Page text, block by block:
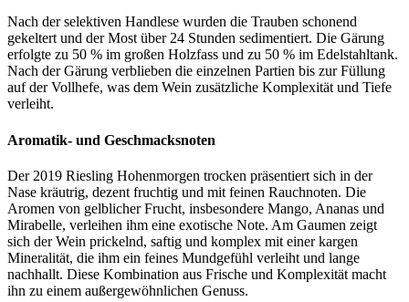
Nach der selektiven Handlese wurden die Trauben schonend
gekeltert und der Most über 24 Stunden sedimentiert. Die Gärung
erfolgte zu 50 % im großen Holzfass und zu 50 % im Edelstahltank.
Nach der Gärung verblieben die einzelnen Partien bis zur Füllung
auf der Vollhefe, was dem Wein zusätzliche Komplexität und Tiefe
verleiht.
Aromatik- und Geschmacksnoten
Der 2019 Riesling Hohenmorgen trocken präsentiert sich in der
Nase kräutrig, dezent fruchtig und mit feinen Rauchnoten. Die
Aromen von gelblicher Frucht, insbesondere Mango, Ananas und
Mirabelle, verleihen ihm eine exotische Note. Am Gaumen zeigt
sich der Wein prickelnd, saftig und komplex mit einer kargen
Mineralität, die ihm ein feines Mundgefühl verleiht und lange
nachhallt. Diese Kombination aus Frische und Komplexität macht
ihn zu einem außergewöhnlichen Genuss.